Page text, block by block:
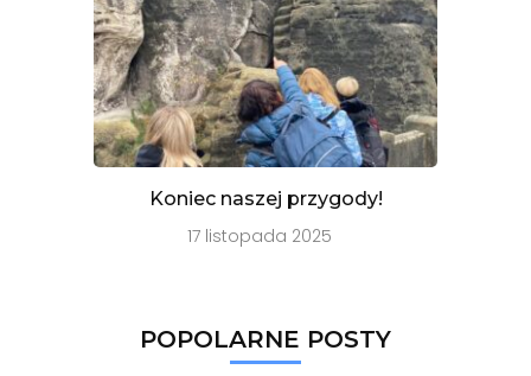
Koniec naszej przygody!
17 listopada 2025
POPOLARNE POSTY